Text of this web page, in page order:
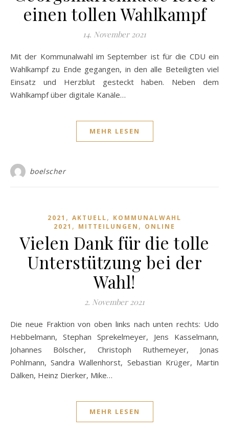
einen tollen Wahlkampf
14. November 2021
Mit der Kommunalwahl im September ist für die CDU ein
Wahlkampf zu Ende gegangen, in den alle Beteiligten viel
Einsatz und Herzblut gesteckt haben. Neben dem
Wahlkampf über digitale Kanäle…
MEHR LESEN
boelscher
2021 , AKTUELL, KOMMUNALWAHL
2021 , MITTEILUNGEN , ONLINE
Vielen Dank für die tolle
Unterstützung bei der
Wahl!
2. November 2021
Die neue Fraktion von oben links nach unten rechts: Udo
Hebbelmann, Stephan Sprekelmeyer, Jens Kasselmann,
Johannes Bölscher, Christoph Ruthemeyer, Jonas
Pohlmann, Sandra Wallenhorst, Sebastian Krüger, Martin
Dälken, Heinz Dierker, Mike…
MEHR LESEN